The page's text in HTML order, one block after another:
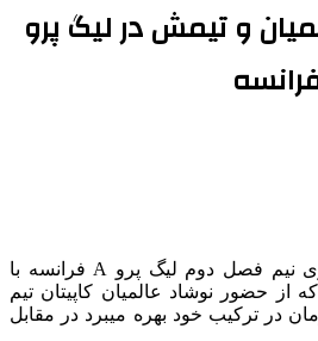
و تیمش در لیگ پرو
افق ورزشی : نخستین بازی نیم فصل دوم لیگ پرو A فرانسه با
که از حضور نوشاد عالمیان کاپیتان تیم
در ترکیب خود بهره میبرد در مقابل